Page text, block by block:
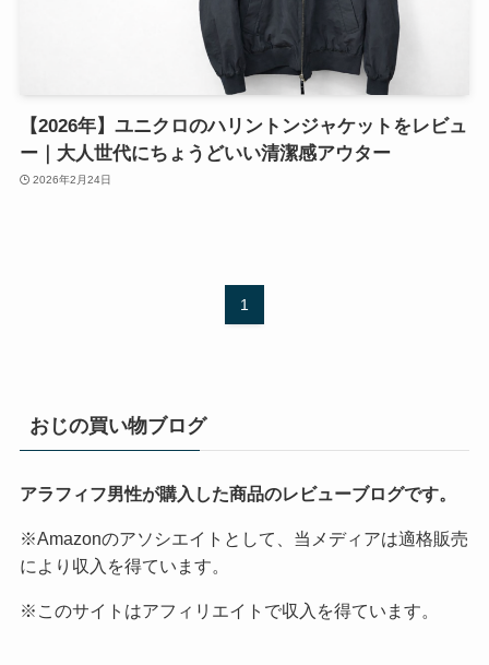
【2026年】ユニクロのハリントンジャケットをレビュ
ー｜大人世代にちょうどいい清潔感アウター
2026年2月24日
1
おじの買い物ブログ
アラフィフ男性が購入した商品のレビューブログです。
※Amazonのアソシエイトとして、当メディアは適格販売
により収入を得ています。
※このサイトはアフィリエイトで収入を得ています。